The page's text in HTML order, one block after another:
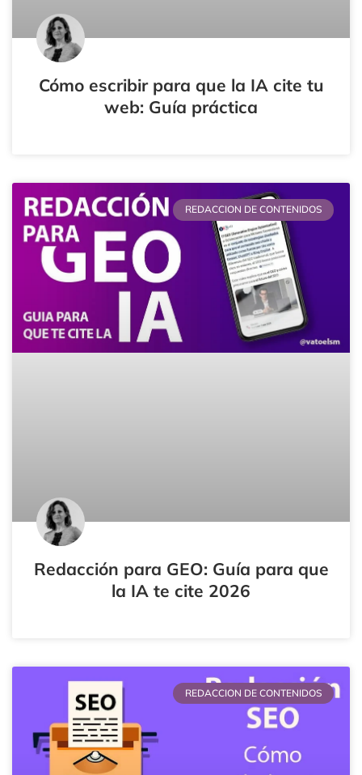
Cómo escribir para que la IA cite tu
web: Guía práctica
REDACCION DE CONTENIDOS
Redacción para GEO: Guía para que
la IA te cite 2026
REDACCION DE CONTENIDOS